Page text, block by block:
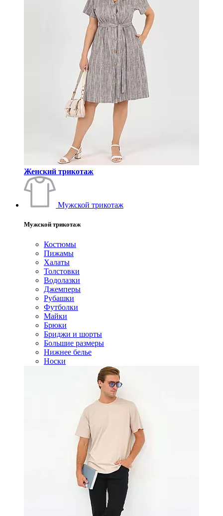
Женский трикотаж
Мужской трикотаж
Мужской трикотаж
Костюмы
Пижамы
Халаты
Толстовки
Водолазки
Джемперы
Рубашки
Футболки
Майки
Брюки
Бриджи и шорты
Большие размеры
Нижнее белье
Носки